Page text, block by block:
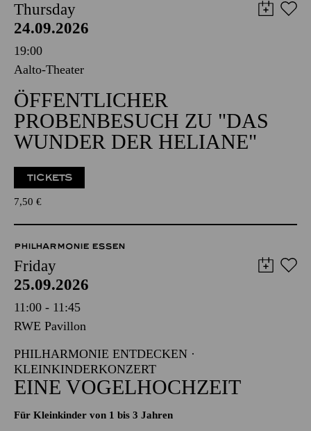
Thursday
24.09.2026
19:00
Aalto-Theater
ÖFFENTLICHER
PROBENBESUCH ZU "DAS
WUNDER DER HELIANE"
TICKETS
7,50 €
PHILHARMONIE ESSEN
Friday
25.09.2026
11:00 - 11:45
RWE Pavillon
PHILHARMONIE ENTDECKEN ·
KLEINKINDERKONZERT
EINE VOGELHOCHZEIT
Für Kleinkinder von 1 bis 3 Jahren